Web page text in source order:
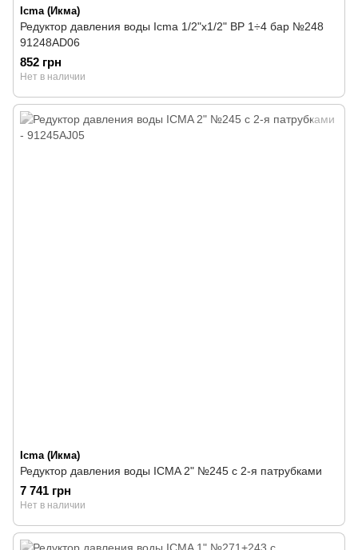
Icma (Икма)
Редуктор давления воды Icma 1/2"х1/2" ВР 1÷4 бар №248
91248AD06
852 грн
Нет в наличии
Icma (Икма)
Редуктор давления воды ICMA 2" №245 с 2-я патрубками
7 741 грн
Нет в наличии